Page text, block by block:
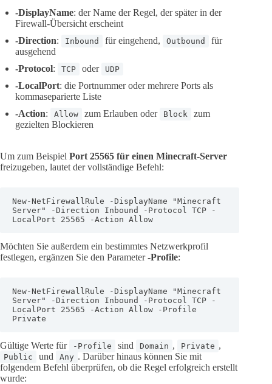
-DisplayName: der Name der Regel, der später in der
Firewall-Übersicht erscheint
-Direction: Inbound für eingehend, Outbound
für
ausgehend
-Protocol: TCP oder UDP
-LocalPort: die Portnummer oder mehrere Ports als
kommaseparierte Liste
-Action: Allow zum Erlauben oder Block
zum
gezielten Blockieren
Um zum Beispiel Port 25565 für einen Minecraft-Server
freizugeben, lautet der vollständige Befehl:
New-NetFirewallRule -DisplayName "Minecraft
Server" -Direction Inbound -Protocol TCP -
LocalPort 25565 -Action Allow
Möchten Sie außerdem ein bestimmtes Netzwerkprofil
festlegen, ergänzen Sie den Parameter-Profile:
New-NetFirewallRule -DisplayName "Minecraft
Server" -Direction Inbound -Protocol TCP -
LocalPort 25565 -Action Allow -Profile
Private
Gültige Werte für -Profile sind Domain , Private ,
Public und Any . Darüber hinaus können Sie mit
folgendem Befehl überprüfen, ob die Regel erfolgreich erstellt
wurde: